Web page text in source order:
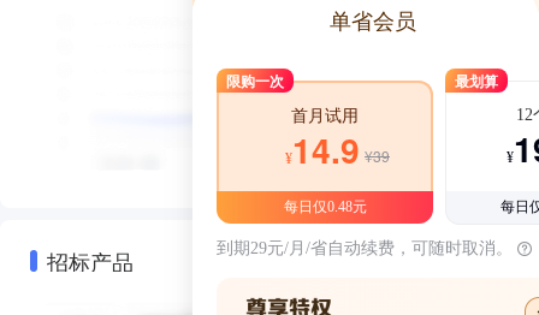
招标产品
单省会员
限购一次
首月试用
¥14.9 ¥39
每日仅0.48元
最划算
12
¥
每日
到期29元/月/省自动续费，可随时取消。